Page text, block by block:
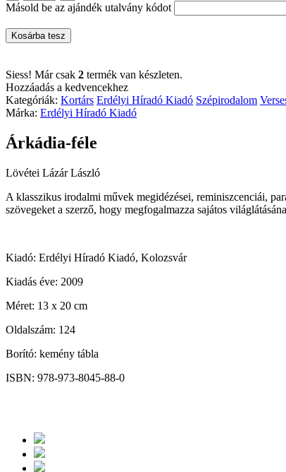
Másold be az ajándék utalvány kódot
Kosárba tesz
Siess! Már csak 2 termék van készleten.
Hozzáadás a kedvencekhez
Kategóriák: Kortárs Erdélyi Híradó Kiadó Szépirodalom
Márka: Erdélyi Híradó Kiadó
Árkádia-féle
Lövétei Lázár László
A klasszikus irodalmi művek megidézései, reminiszcenciái,
szövegeket a szerző, hogy megfogalmazza sajátos
Kiadó: Erdélyi Híradó Kiadó, Kolozsvár
Kiadás éve: 2009
Méret: 13 x 20 cm
Oldalszám: 124
Borító: kemény tábla
ISBN: 978-973-8045-88-0